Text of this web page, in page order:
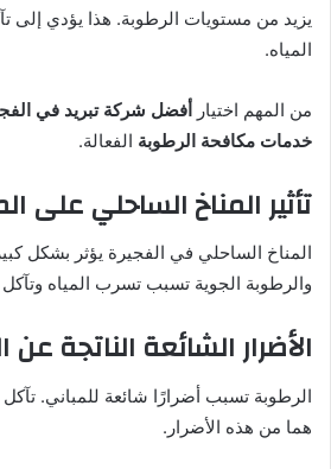
يزيد من مستويات الرطوبة. هذا يؤدي إلى
المياه.
من المهم اختيار أفضل شركة تبريد في
خدمات مكافحة الرطوبة الفعالة.
تأثير المناخ الساحلي على
المناخ الساحلي في الفجيرة يؤثر بشكل
والرطوبة الجوية تسبب تسرب المياه وتآكل
الأضرار الشائعة الناتجة عن
الرطوبة تسبب أضرارًا شائعة للمباني.
هما من هذه الأضرار.